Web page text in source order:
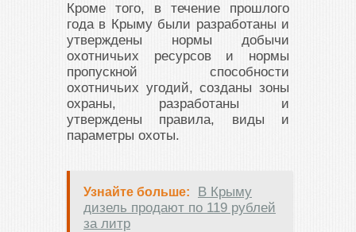
Кроме того, в течение прошлого
года в Крыму были разработаны и
утверждены нормы добычи
охотничьих ресурсов и нормы
пропускной способности
охотничьих угодий, созданы зоны
охраны, разработаны и
утверждены правила, виды и
параметры охоты.
Узнайте больше:
В Крыму
дизель продают по 119 рублей
за литр